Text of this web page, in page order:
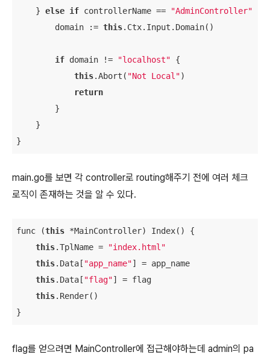
    }
else if controllerName == "AdminController"
        domain :=
this.Ctx.Input.Domain()
if domain != "localhost" {
this.Abort( "Not Local")
return
        }
    }
}
main.go를 보면 각 controller로 routing해주기 전에 여러 체크
로직이 존재하는 것을 알 수 있다.
func (this *MainController) Index() {
this.TplName =
"index.html"
this.Data[ "app_name"] = app_name
this.Data[ "flag"] = flag
this.Render()
}
flag를 얻으려면 MainController에 접근해야하는데 admin의 pa